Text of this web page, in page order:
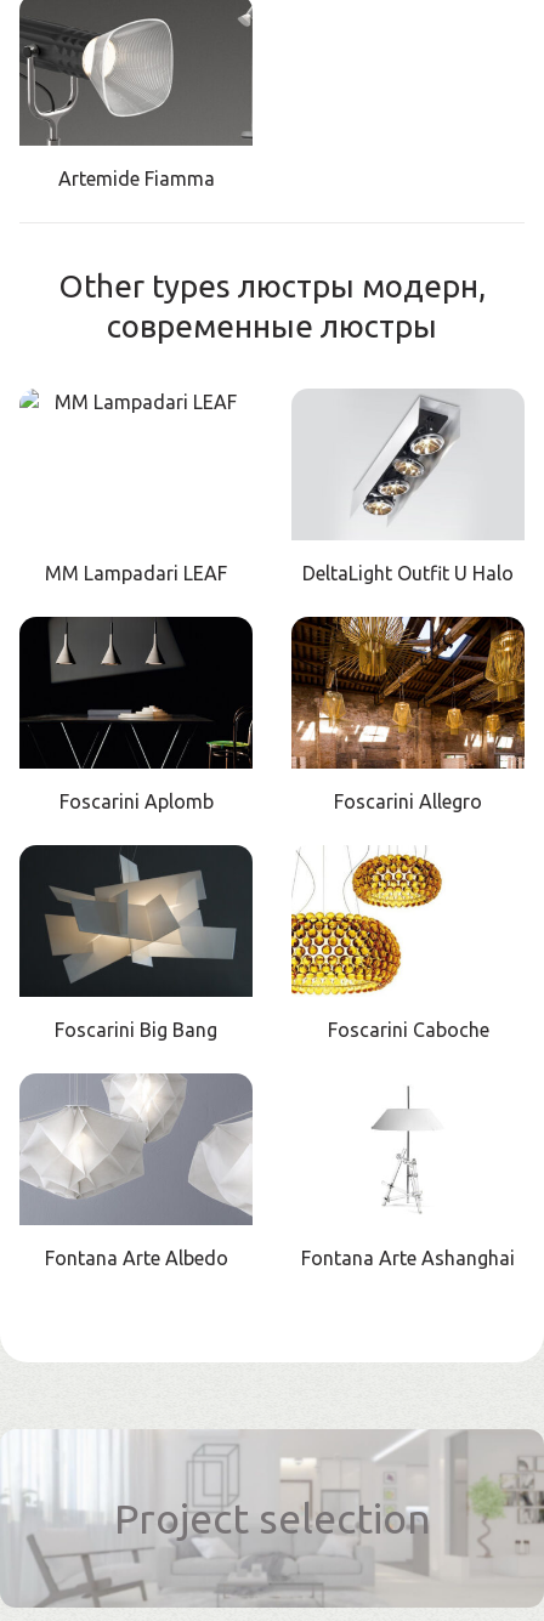
Artemide Fiamma
Other types люстры модерн,
современные люстры
MM Lampadari LEAF DeltaLight Outfit U Halo
Foscarini Aplomb Foscarini Allegro
Foscarini Big Bang Foscarini Caboche
Fontana Arte Albedo Fontana Arte Ashanghai
Project selection